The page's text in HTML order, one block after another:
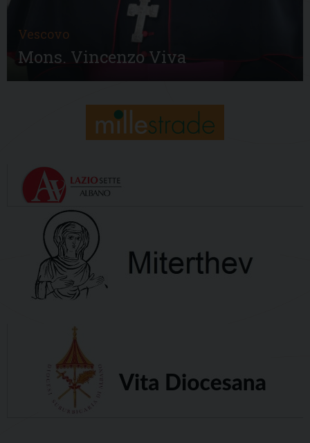
Vescovo
Mons. Vincenzo Viva